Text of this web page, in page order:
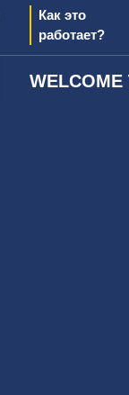
Как это
работает?
WELCOME